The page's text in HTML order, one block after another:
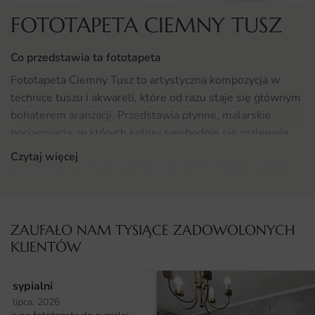
FOTOTAPETA CIEMNY TUSZ
Co przedstawia ta fototapeta
Fototapeta Ciemny Tusz to artystyczna kompozycja w
technice tuszu i akwareli, które od razu staje się głównym
bohaterem aranżacji. Przedstawia płynne, malarskie
pociągnięcia, w których kolory swobodnie się rozlewają,
tworząc wrażenie unikatowego dzieła namalowanego ręką
nuta sprawiają, że kompozycja przyciąga wzrok,
jednocześnie nie przytłaczając wnętrza.
Gdzie sprawdzi się fototapeta Ciemny Tusz
Ten motyw świetnie odnajdzie się w przestrzeni salonu,
Czytaj więcej
ZAUFAŁO NAM TYSIĄCE ZADOWOLONYCH
KLIENTÓW
sypialni
lipca, 2026